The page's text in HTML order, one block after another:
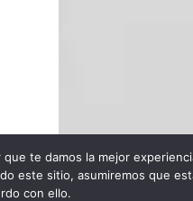
que te damos la mejor
este sitio, asumiremos que
con ello.